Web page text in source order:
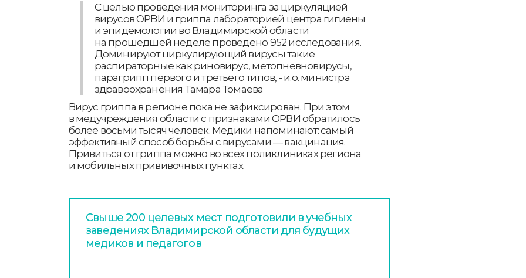
С целью проведения мониторинга за циркуляцией
вирусов ОРВИ и гриппа лабораторией центра гигиены
и эпидемологии во Владимирской области
на прошедшей неделе проведено 952 исследования.
Доминируют циркулирующий вирусы такие
распираторные как риновирус, метопневновирусы,
парагрипп первого и третьего типов, - и.о. министра
здравоохранения Тамара Томаева
Вирус гриппа в регионе пока не зафиксирован. При этом
в медучреждения области с признаками ОРВИ обратилось
более восьми тысяч человек. Медики напоминают: самый
эффективный способ борьбы с вирусами — вакцинация.
Привиться от гриппа можно во всех поликлиниках региона
и мобильных прививочных пунктах.
Свыше 200 целевых мест подготовили в учебных
заведениях Владимирской области для будущих
медиков и педагогов